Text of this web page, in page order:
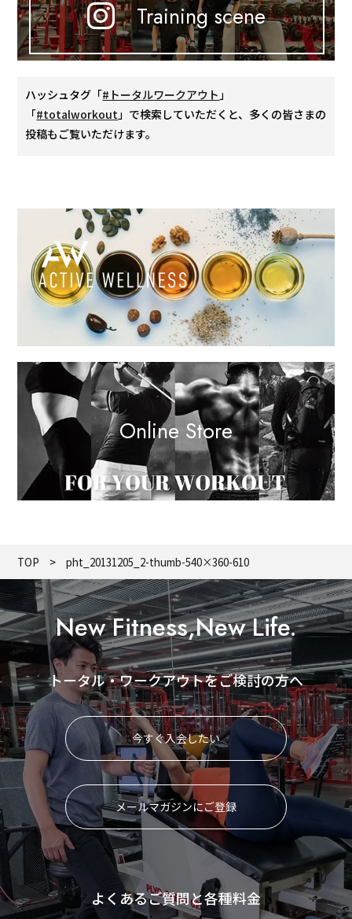
Training scene
ハッシュタグ「#トータルワークアウト 」
「#totalworkout 」で検索していただくと、多くの皆さまの
投稿もご覧いただけます。
Online Store
TOP pht_20131205_2-thumb-540×360-610
New Fitness,New Life.
トータル・ワークアウトをご検討の方へ
今すぐ入会したい
メールマガジンにご登録
よくあるご質問と各種料金